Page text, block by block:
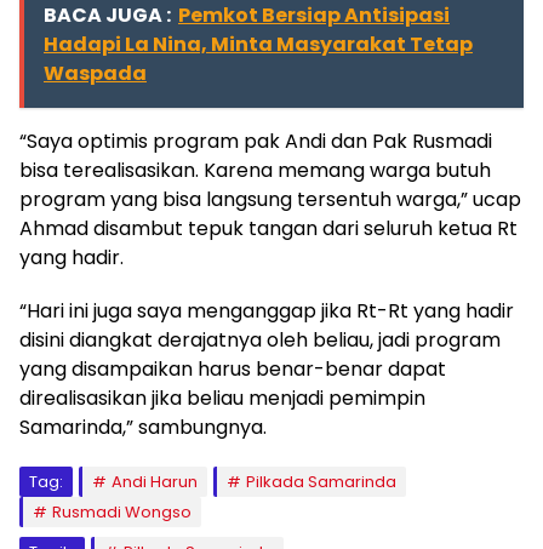
BACA JUGA : Pemkot Bersiap Antisipasi
Hadapi La Nina, Minta Masyarakat Tetap
Waspada
“Saya optimis program pak Andi dan Pak Rusmadi
bisa terealisasikan. Karena memang warga butuh
program yang bisa langsung tersentuh warga,” ucap
Ahmad disambut tepuk tangan dari seluruh ketua Rt
yang hadir.
“Hari ini juga saya menganggap jika Rt-Rt yang hadir
disini diangkat derajatnya oleh beliau, jadi program
yang disampaikan harus benar-benar dapat
direalisasikan jika beliau menjadi pemimpin
Samarinda,” sambungnya.
Tag: Andi Harun
Pilkada Samarinda
Rusmadi Wongso